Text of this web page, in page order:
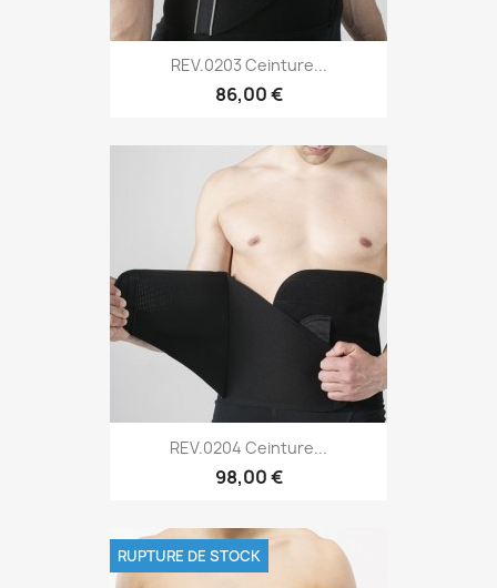
REV.0203 Ceinture...
86,00 €
REV.0204 Ceinture...
98,00 €
RUPTURE DE STOCK